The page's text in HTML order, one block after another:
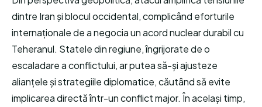
dintre Iran și blocul occidental, complicând eforturile
internaționale de a negocia un acord nuclear durabil cu
Teheranul. Statele din regiune, îngrijorate de o
escaladare a conflictului, ar putea să-și ajusteze
alianțele și strategiile diplomatice, căutând să evite
implicarea directă într-un conflict major. În același timp,